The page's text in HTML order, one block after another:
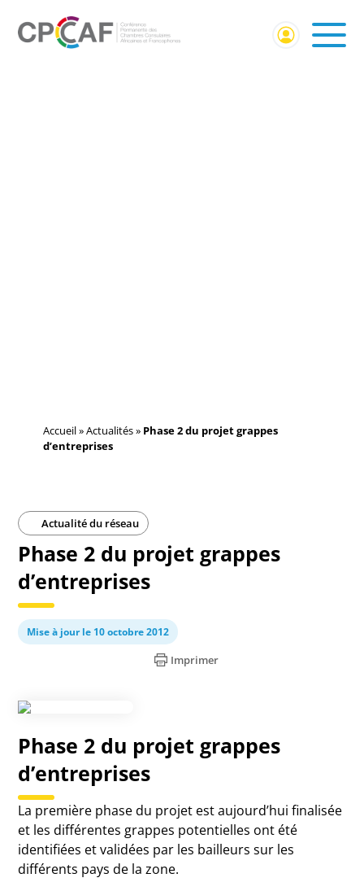
Accueil»Actualités» Phase 2 du projet grappes
d’entreprises
Actualité du réseau
Phase 2 du projet grappes
d’entreprises
Mise à jour le 10 octobre 2012
Imprimer
Phase 2 du projet grappes
d’entreprises
La première phase du projet est aujourd’hui finalisée
et les différentes grappes potentielles ont été
identifiées et validées par les bailleurs sur les
différents pays de la zone.